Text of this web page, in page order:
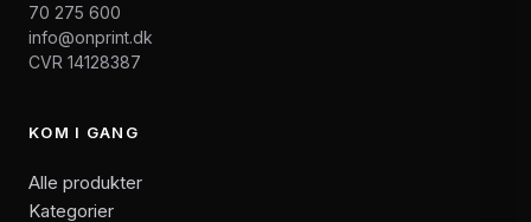
70 275 600
info@onprint.dk
CVR 14128387
KOM I GANG
Alle produkter
Kategorier